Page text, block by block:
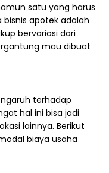
satu yang harus
apotek adalah
bervariasi dari
mau dibuat
terhadap
hal ini bisa jadi
lainnya. Berikut
biaya usaha